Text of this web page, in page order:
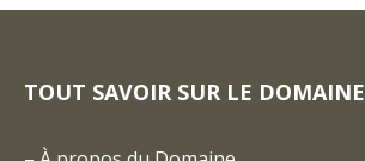
TOUT SAVOIR SUR LE DOMAINE